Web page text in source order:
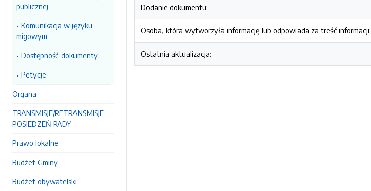
publicznej
Komunikacja w języku
migowym
Dostępność-dokumenty
Petycje
Organa
TRANSMISJE/RETRANSMISJE
POSIEDZEŃ RADY
Prawo lokalne
Budżet Gminy
Budżet obywatelski
Dodanie dokumentu:
Osoba, która wytworzyła informację lub odpowiada za treść informacji:
Ostatnia aktualizacja: